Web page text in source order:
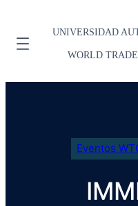
UNIVERSIDAD
WORLD
Eventos